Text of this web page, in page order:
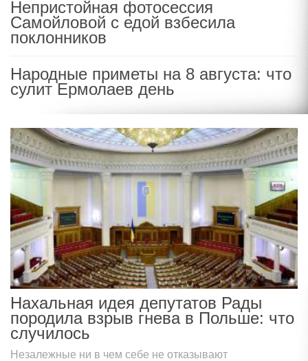
Непристойная фотосессия
Самойловой с едой взбесила
поклонников
Народные приметы на 8 августа: что
сулит Ермолаев день
Нахальная идея депутатов Рады
породила взрыв гнева в Польше: что
случилось
Незалежные ни в чем себе не отказывают